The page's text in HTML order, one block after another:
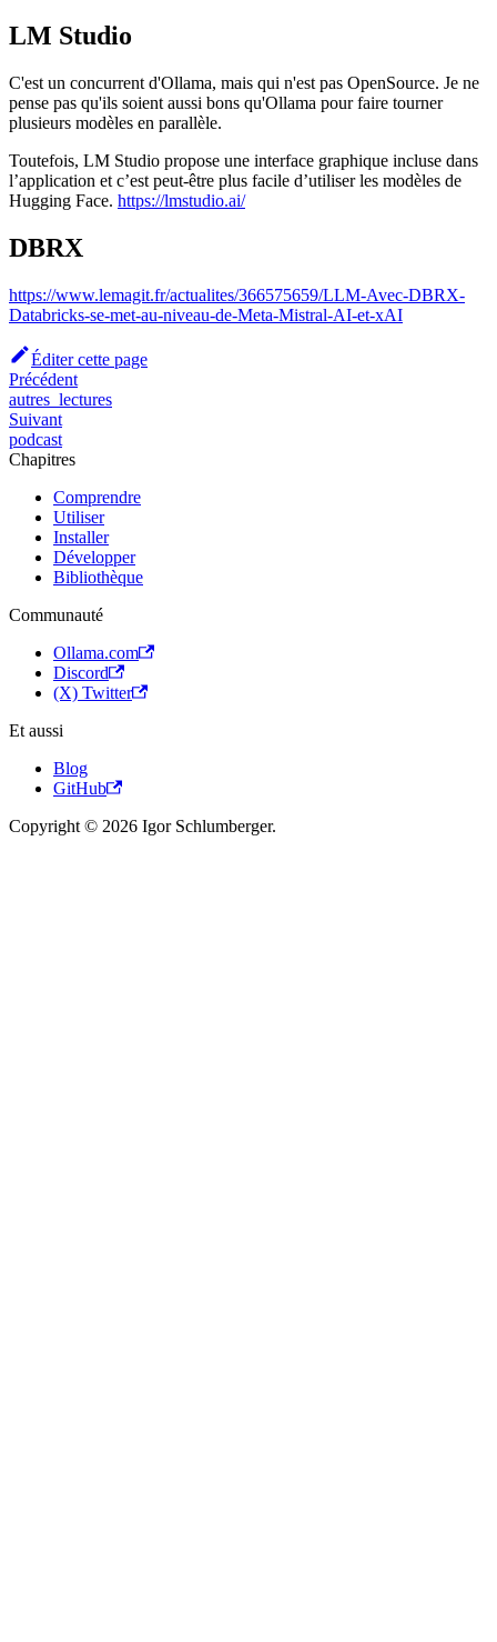
LM Studio
C'est un concurrent d'Ollama, mais qui n'est pas OpenSource. Je ne
pense pas qu'ils soient aussi bons qu'Ollama pour faire tourner
plusieurs modèles en parallèle.
Toutefois, LM Studio propose une interface graphique incluse dans
l’application et c’est peut-être plus facile d’utiliser les modèles de
Hugging Face. https://lmstudio.ai/
DBRX
https://www.lemagit.fr/actualites/366575659/LLM-Avec-DBRX-
Databricks-se-met-au-niveau-de-Meta-Mistral-AI-et-xAI
Éditer cette page
Précédent
autres_lectures
Suivant
podcast
Chapitres
Comprendre
Utiliser
Installer
Développer
Bibliothèque
Communauté
Ollama.com
Discord
(X) Twitter
Et aussi
Blog
GitHub
Copyright © 2026 Igor Schlumberger.